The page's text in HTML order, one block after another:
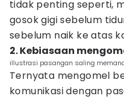
tidak penting seperti,
gosok gigi sebelum
sebelum naik ke atas
2. Kebiasaan
illustrasi pasangan saling
Ternyata mengomel
komunikasi dengan